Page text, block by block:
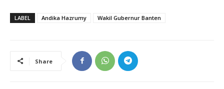
LABEL Andika Hazrumy Wakil Gubernur Banten
Share